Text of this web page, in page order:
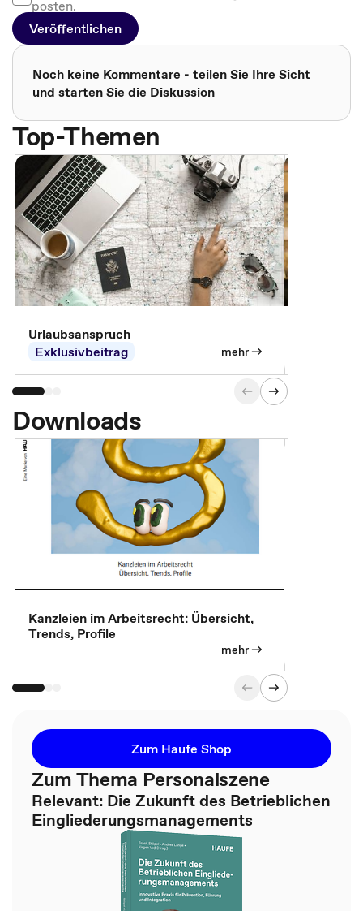
posten.
Veröffentlichen
Noch keine Kommentare - teilen Sie Ihre Sicht
und starten Sie die Diskussion
Top-Themen
Urlaubsanspruch
Exklusivbeitrag
mehr
Downloads
Kanzleien im Arbeitsrecht: Übersicht,
Trends, Profile
mehr
Zum Haufe Shop
Zum Thema Personalszene
Relevant: Die Zukunft des Betrieblichen
Eingliederungsmanagements